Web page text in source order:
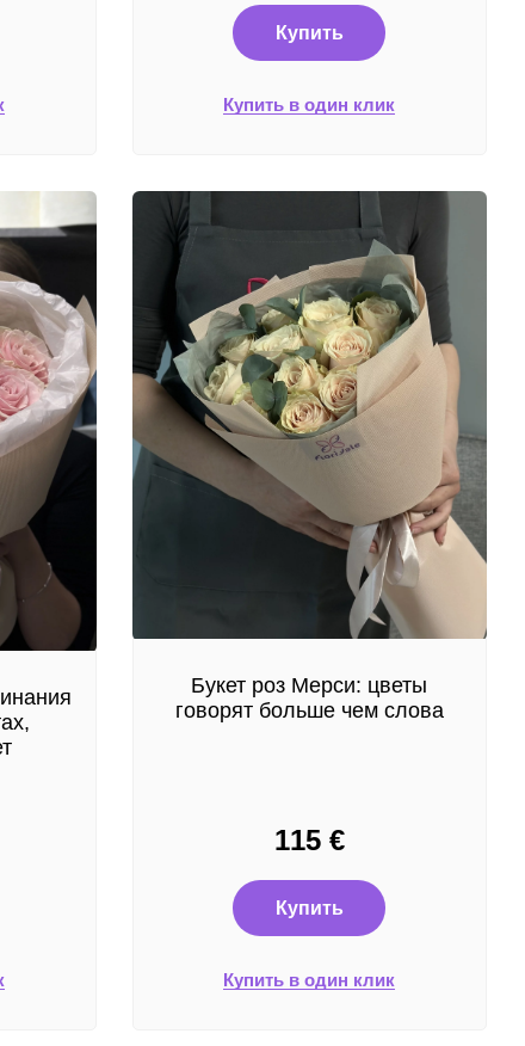
Купить
Купить в один клик
Букет роз Мерси: цветы
говорят больше чем слова
115 €
Купить
Купить в один клик